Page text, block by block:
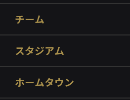
チーム
スタジアム
ホームタウン